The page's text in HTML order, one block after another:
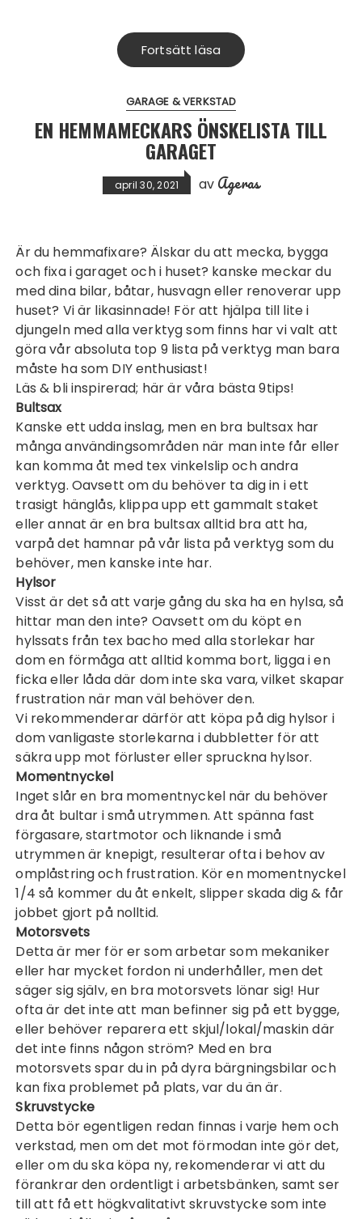
Fortsätt läsa
GARAGE & VERKSTAD
EN HEMMAMECKARS ÖNSKELISTA TILL
GARAGET
april 30, 2021 av Ageras
Är du hemmafixare? Älskar du att mecka, bygga
och fixa i garaget och i huset? kanske meckar du
med dina bilar, båtar, husvagn eller renoverar upp
huset? Vi är likasinnade! För att hjälpa till lite i
djungeln med alla verktyg som finns har vi valt att
göra vår absoluta top 9 lista på verktyg man bara
måste ha som DIY enthusiast!
Läs & bli inspirerad; här är våra bästa 9tips!
Bultsax
Kanske ett udda inslag, men en bra bultsax har
många användingsområden när man inte får eller
kan komma åt med tex vinkelslip och andra
verktyg. Oavsett om du behöver ta dig in i ett
trasigt hänglås, klippa upp ett gammalt staket
eller annat är en bra bultsaxalltid bra att ha,
varpå det hamnar på vår lista på verktyg som du
behöver, men kanske inte har.
Hylsor
Visst är det så att varje gång du ska ha en hylsa, så
hittar man den inte? Oavsett om du köpt en
hylssats från tex bacho med alla storlekar har
dom en förmåga att alltid komma bort, ligga i en
ficka eller låda där dom inte ska vara, vilket skapar
frustration när man väl behöver den.
Vi rekommenderar därför att köpa på dig hylsor i
dom vanligaste storlekarna i dubbletter för att
säkra upp mot förluster eller spruckna hylsor.
Momentnyckel
Inget slår en bra momentnyckel när du behöver
dra åt bultar i små utrymmen. Att spänna fast
förgasare, startmotor och liknande i små
utrymmen är knepigt, resulterar ofta i behov av
omplåstring och frustration. Kör en momentnyckel
1/4 så kommer du åt enkelt, slipper skada dig & får
jobbet gjort på nolltid.
Motorsvets
Detta är mer för er som arbetar som mekaniker
eller har mycket fordon ni underhåller, men det
säger sig själv, en bra motorsvets lönar sig! Hur
ofta är det inte att man befinner sig på ett bygge,
eller behöver reparera ett skjul/lokal/maskin där
det inte finns någon ström? Med en bra
motorsvets spar du in på dyra bärgningsbilar och
kan fixa problemet på plats, var du än är.
Skruvstycke
Detta bör egentligen redan finnas i varje hem och
verkstad, men om det mot förmodan inte gör det,
eller om du ska köpa ny, rekomenderar vi att du
förankrar den ordentligt i arbetsbänken, samt ser
till att få ett högkvalitativtskruvstyckesom inte